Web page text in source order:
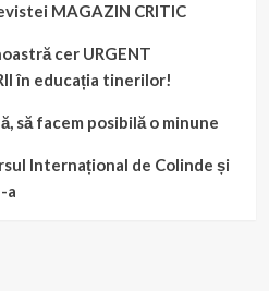
MAGAZIN CRITIC
cer URGENT
în educația tinerilor!
să facem posibilă o minune
Internațional de Colinde și
a